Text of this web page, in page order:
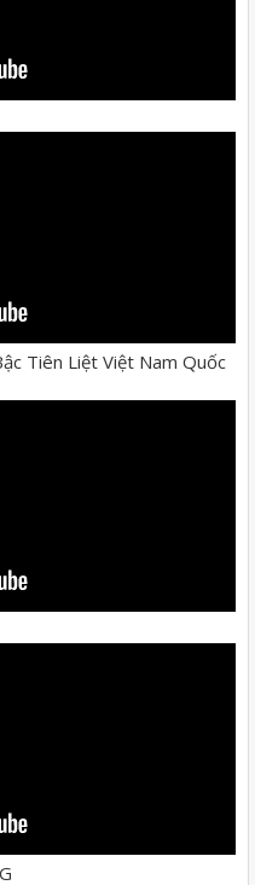
Tiên Liệt Việt Nam Quốc